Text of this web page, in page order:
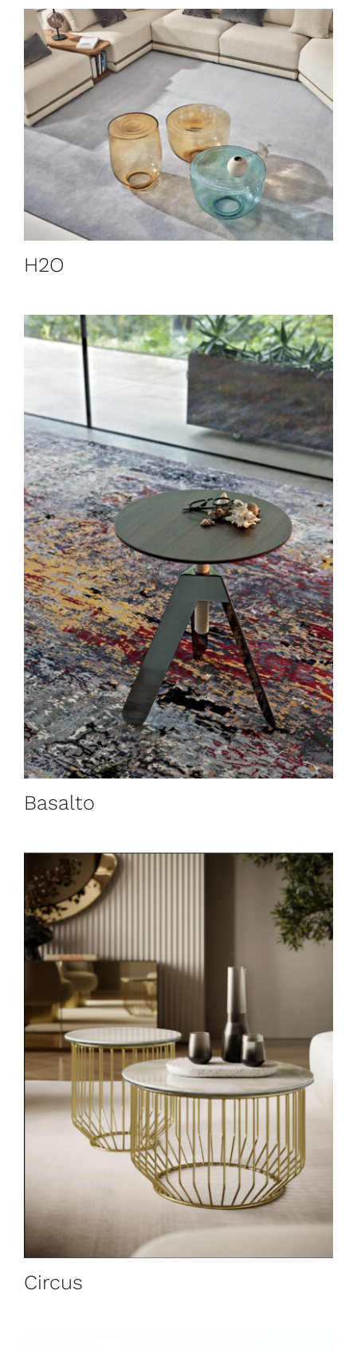
H2O
Basalto
Circus